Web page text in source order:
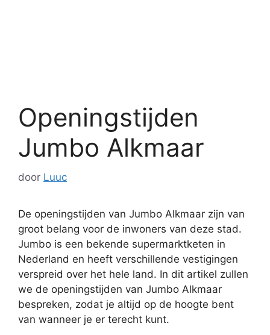
Openingstijden
Jumbo Alkmaar
door Luuc
De openingstijden van Jumbo Alkmaar zijn van
groot belang voor de inwoners van deze stad.
Jumbo is een bekende supermarktketen in
Nederland en heeft verschillende vestigingen
verspreid over het hele land. In dit artikel zullen
we de openingstijden van Jumbo Alkmaar
bespreken, zodat je altijd op de hoogte bent
van wanneer je er terecht kunt.